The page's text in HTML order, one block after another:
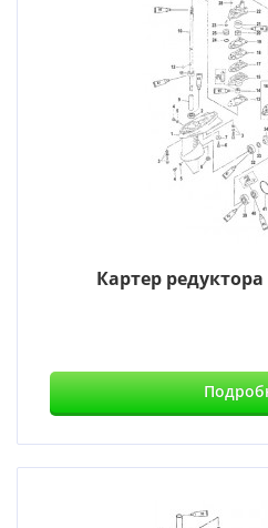
Картер редуктора